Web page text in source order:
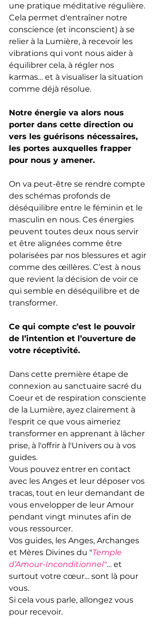
une pratique méditative régulière.
Cela permet d'entraîner notre
conscience (et inconscient) à se
relier à la Lumière, à recevoir les
vibrations qui vont nous aider à
équilibrer cela, à régler nos
karmas… et à visualiser la situation
comme déjà résolue.
Notre énergie va alors nous
porter dans cette direction ou
vers les guérisons nécessaires,
les portes auxquelles frapper
pour nous y amener.
On va peut-être se rendre compte
des schémas profonds de
déséquilibre entre le féminin et le
masculin en nous. Ces énergies
peuvent toutes deux nous servir
et être alignées comme être
polarisées par nos blessures et agir
comme des œillères. C’est à nous
que revient la décision de voir ce
qui semble en déséquilibre et de
transformer.
Ce qui compte c’est le pouvoir
de l’intention et l’ouverture de
votre réceptivité.
Dans cette première étape de
connexion au sanctuaire sacré du
Coeur et de respiration consciente
de la Lumière, ayez clairement à
l'esprit ce que vous aimeriez
transformer en apprenant à lâcher
prise, à l'offrir à l'Univers ou à vos
guides.
Vous pouvez entrer en contact
avec les Anges et leur déposer vos
tracas, tout en leur demandant de
vous envelopper de leur Amour
pendant vingt minutes afin de
vous ressourcer.
Vos guides, les Anges, Archanges
et Mères Divines du "Temple
d’Amour-Inconditionnel"… et
surtout votre cœur… sont là pour
vous.
Si cela vous parle, allongez vous
pour recevoir.